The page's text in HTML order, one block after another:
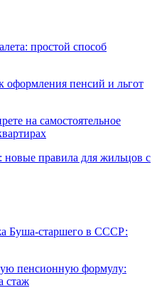
простой способ
пенсий и льгот
на самостоятельное
новые правила для жильцов с
Буша-старшего в СССР:
пенсионную формулу:
стаж